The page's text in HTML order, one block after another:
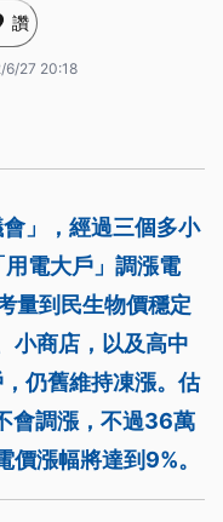
讚
6/27 20:18
」，經過三個多小
電大戶」調漲電
量到民生物價穩定
小商店，以及高中
仍舊維持凍漲。估
會調漲，不過36萬
漲幅將達到9%。